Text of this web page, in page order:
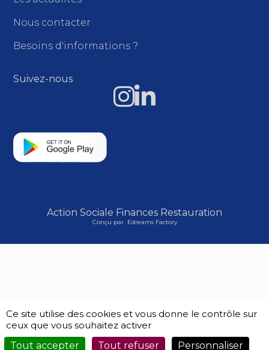
Nous contacter
Besoins d'informations ?
Suivez-nous
Action Sociale Finances Restauration
Conçu parEdreams Factory
Ce site utilise des cookies et vous donne le contrôle sur
ceux que vous souhaitez activer
Tout accepter
Tout refuser Personnaliser